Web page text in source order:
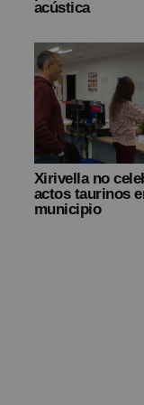
acústica
Xirivella no
actos taurinos
municipio